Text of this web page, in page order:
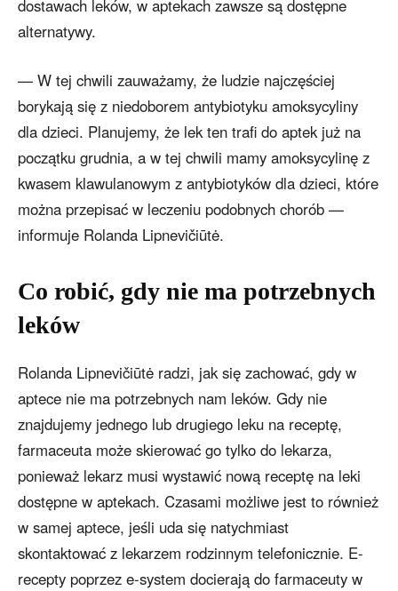
dostawach leków, w aptekach zawsze są dostępne
alternatywy.
— W tej chwili zauważamy, że ludzie najczęściej
borykają się z niedoborem antybiotyku amoksycyliny
dla dzieci. Planujemy, że lek ten trafi do aptek już na
początku grudnia, a w tej chwili mamy amoksycylinę z
kwasem klawulanowym z antybiotyków dla dzieci, które
można przepisać w leczeniu podobnych chorób —
informuje Rolanda Lipnevičiūtė.
Co robić, gdy nie ma potrzebnych
leków
Rolanda Lipnevičiūtė radzi, jak się zachować, gdy w
aptece nie ma potrzebnych nam leków. Gdy nie
znajdujemy jednego lub drugiego leku na receptę,
farmaceuta może skierować go tylko do lekarza,
ponieważ lekarz musi wystawić nową receptę na leki
dostępne w aptekach. Czasami możliwe jest to również
w samej aptece, jeśli uda się natychmiast
skontaktować z lekarzem rodzinnym telefonicznie. E-
recepty poprzez e-system docierają do farmaceuty w